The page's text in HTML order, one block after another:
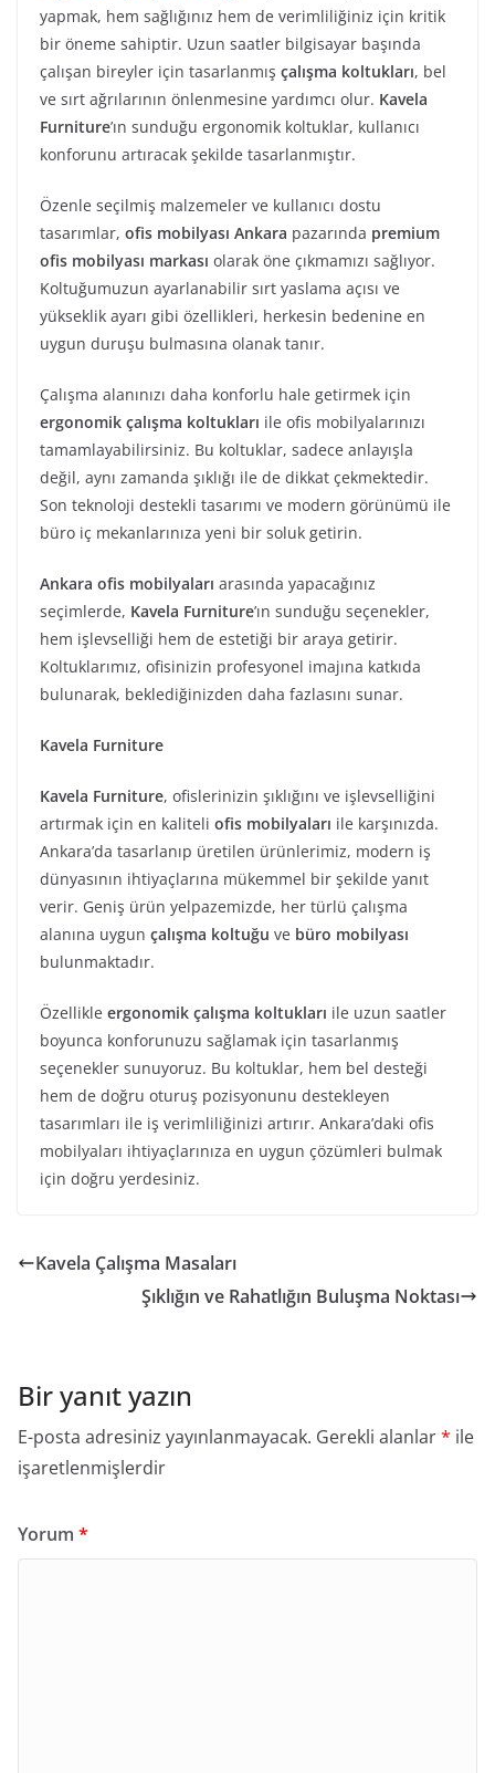
yapmak, hem sağlığınız hem de verimliliğiniz için kritik
bir öneme sahiptir. Uzun saatler bilgisayar başında
çalışan bireyler için tasarlanmış çalışma koltukları, bel
ve sırt ağrılarının önlenmesine yardımcı olur. Kavela
Furniture’ın sunduğu ergonomik koltuklar, kullanıcı
konforunu artıracak şekilde tasarlanmıştır.
Özenle seçilmiş malzemeler ve kullanıcı dostu
tasarımlar, ofis mobilyası Ankara pazarında premium
ofis mobilyası markası olarak öne çıkmamızı sağlıyor.
Koltuğumuzun ayarlanabilir sırt yaslama açısı ve
yükseklik ayarı gibi özellikleri, herkesin bedenine en
uygun duruşu bulmasına olanak tanır.
Çalışma alanınızı daha konforlu hale getirmek için
ergonomik çalışma koltukları ile ofis mobilyalarınızı
tamamlayabilirsiniz. Bu koltuklar, sadece anlayışla
değil, aynı zamanda şıklığı ile de dikkat çekmektedir.
Son teknoloji destekli tasarımı ve modern görünümü ile
büro iç mekanlarınıza yeni bir soluk getirin.
Ankara ofis mobilyaları arasında yapacağınız
seçimlerde, Kavela Furniture’ın sunduğu seçenekler,
hem işlevselliği hem de estetiği bir araya getirir.
Koltuklarımız, ofisinizin profesyonel imajına katkıda
bulunarak, beklediğinizden daha fazlasını sunar.
Kavela Furniture
Kavela Furniture, ofislerinizin şıklığını ve işlevselliğini
artırmak için en kaliteli ofis mobilyaları ile karşınızda.
Ankara’da tasarlanıp üretilen ürünlerimiz, modern iş
dünyasının ihtiyaçlarına mükemmel bir şekilde yanıt
verir. Geniş ürün yelpazemizde, her türlü çalışma
alanına uygun çalışma koltuğu ve büro mobilyası
bulunmaktadır.
Özellikle ergonomik çalışma koltukları ile uzun saatler
boyunca konforunuzu sağlamak için tasarlanmış
seçenekler sunuyoruz. Bu koltuklar, hem bel desteği
hem de doğru oturuş pozisyonunu destekleyen
tasarımları ile iş verimliliğinizi artırır. Ankara’daki ofis
mobilyaları ihtiyaçlarınıza en uygun çözümleri bulmak
için doğru yerdesiniz.
Kavela Çalışma Masaları
Şıklığın ve Rahatlığın Buluşma Noktası
Bir yanıt yazın
E-posta adresiniz yayınlanmayacak. Gerekli alanlar* ile
işaretlenmişlerdir
Yorum *